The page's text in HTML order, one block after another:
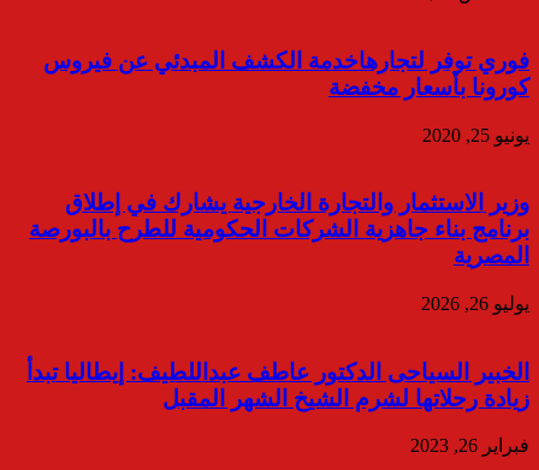
فوري توفر لتجارهاخدمة الكشف المبدئي عن فيروس
كورونا بأسعار مخفضة
يونيو 25, 2020
وزير الاستثمار والتجارة الخارجية يشارك في إطلاق
برنامج بناء جاهزية الشركات الحكومية للطرح بالبورصة
المصرية
يوليو 26, 2026
الخبير السياحى الدكتور عاطف عبداللطيف: إيطاليا تبدأ
زيادة رحلاتها لشرم الشيخ الشهر المقبل
فبراير 26, 2023